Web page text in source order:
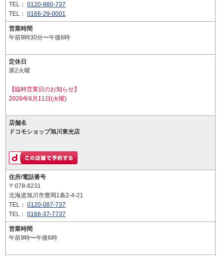
TEL： 0120-980-737
TEL： 0166-29-0001
営業時間
午前9時30分〜午後6時
定休日
第2火曜
【臨時営業日のお知らせ】
2026年8月11日(火曜)
店舗名
ドコモショップ旭川東光店
住所/電話番号
〒078-8231
北海道旭川市豊岡1条2-4-21
TEL： 0120-087-737
TEL： 0166-37-7737
営業時間
午前9時〜午後6時